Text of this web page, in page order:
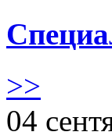
>>
04